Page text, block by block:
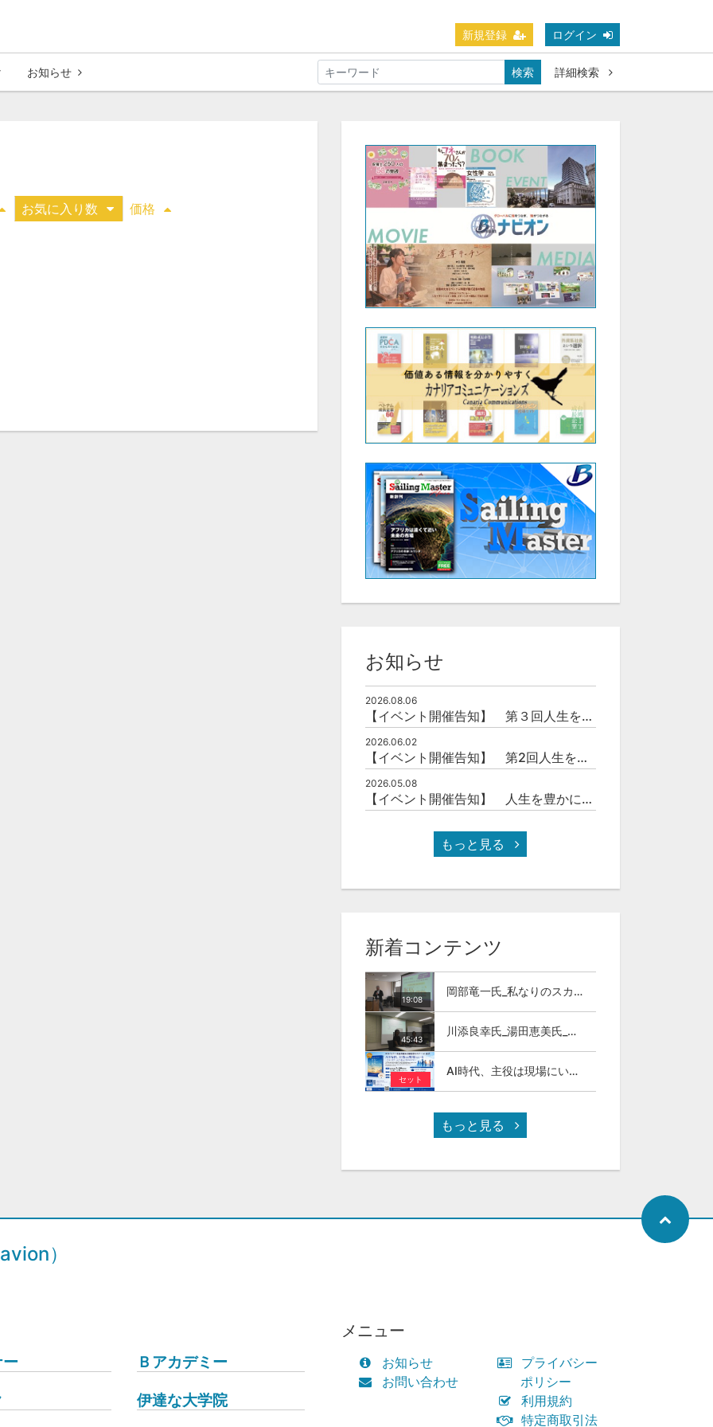
新規登録 ログイン
お知らせ 検索 詳細検索
お気に入り数 価格
お知らせ
2026.08.06
【イベント開催告知】 第３回人生を豊かにする「本の力」を学ぶ会
2026.06.02
【イベント開催告知】 第2回人生を豊かにする「本の力」を学ぶ会
2026.05.08
【イベント開催告知】 人生を豊かにする「本の力」を学ぶ会
もっと見る
新着コンテンツ
19:08
岡部竜一氏_私なりのスカイカラ―人材
45:43
川添良幸氏_湯田恵美氏_トモダチトーク_第11回伊達な大学院セミナー
セット
AI時代、主役は現場にいる ～スカイカラーという新しい社会のかたち～
もっと見る
）
Ｂアカデミー
伊達な大学院
メニュー
お知らせ
お問い合わせ
プライバシー
ポリシー
利用規約
特定商取引法